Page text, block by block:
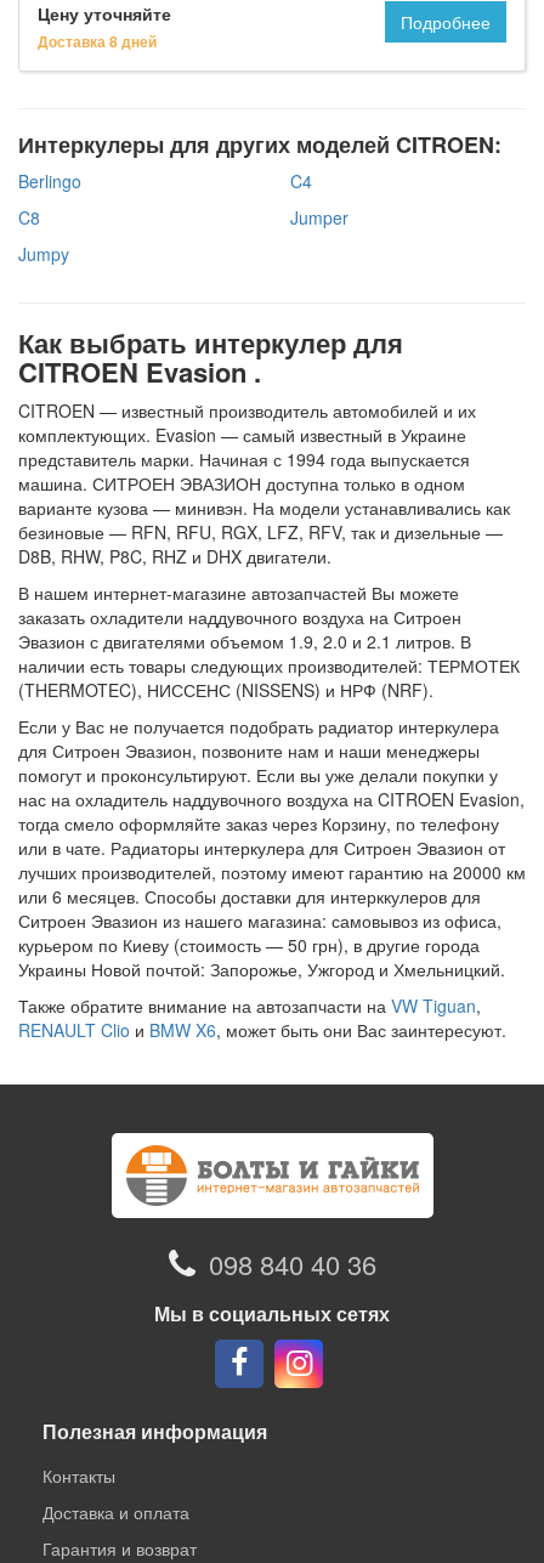
Цену уточняйте
Доставка 8 дней
Подробнее
Интеркулеры для других моделей CITROEN:
Berlingo
C4
C8
Jumper
Jumpy
Как выбрать интеркулер для
CITROEN Evasion .
CITROEN — известный производитель автомобилей и их
комплектующих. Evasion — самый известный в Украине
представитель марки. Начиная с 1994 года выпускается
машина. СИТРОЕН ЭВАЗИОН доступна только в одном
варианте кузова — минивэн. На модели устанавливались как
безиновые — RFN, RFU, RGX, LFZ, RFV, так и дизельные —
D8B, RHW, P8C, RHZ и DHX двигатели.
В нашем интернет-магазине автозапчастей Вы можете
заказать охладители наддувочного воздуха на Ситроен
Эвазион с двигателями объемом 1.9, 2.0 и 2.1 литров. В
наличии есть товары следующих производителей: ТЕРМОТЕК
(THERMOTEC), НИССЕНС (NISSENS) и НРФ (NRF).
Если у Вас не получается подобрать радиатор интеркулера
для Ситроен Эвазион, позвоните нам и наши менеджеры
помогут и проконсультируют. Если вы уже делали покупки у
нас на охладитель наддувочного воздуха на CITROEN Evasion,
тогда смело оформляйте заказ через Корзину, по телефону
или в чате. Радиаторы интеркулера для Ситроен Эвазион от
лучших производителей, поэтому имеют гарантию на 20000 км
или 6 месяцев. Способы доставки для интерккулеров для
Ситроен Эвазион из нашего магазина: самовывоз из офиса,
курьером по Киеву (стоимость — 50 грн), в другие города
Украины Новой почтой: Запорожье, Ужгород и Хмельницкий.
Также обратите внимание на автозапчасти на VW Tiguan,
RENAULT Clio и BMW X6, может быть они Вас заинтересуют.
098 840 40 36
Мы в социальных сетях
Полезная информация
Контакты
Доставка и оплата
Гарантия и возврат